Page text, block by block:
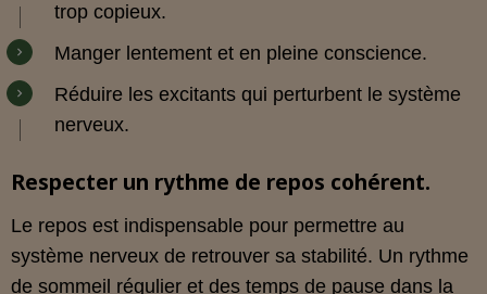
trop copieux.
Manger lentement et en pleine conscience.
Réduire les excitants qui perturbent le système
nerveux.
Respecter un rythme de repos cohérent.
Le repos est indispensable pour permettre au
système nerveux de retrouver sa stabilité. Un rythme
de sommeil régulier et des temps de pause dans la